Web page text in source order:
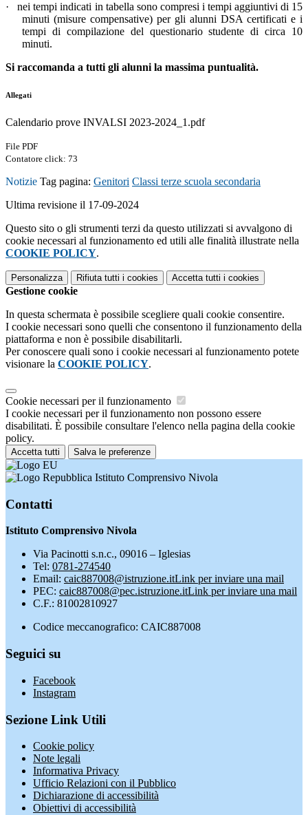
·
nei tempi indicati in tabella sono compresi i tempi aggiuntivi di 15
minuti (misure compensative) per gli alunni DSA certificati e i
tempi di compilazione del questionario studente di circa 10
minuti.
Si raccomanda a tutti gli alunni la massima puntualità.
Allegati
Calendario prove INVALSI 2023-2024_1.pdf
File PDF
Contatore click: 73
Notizie Tag pagina: Genitori Classi terze scuola secondaria
Ultima revisione il 17-09-2024
Questo sito o gli strumenti terzi da questo utilizzati si avvalgono di
cookie necessari al funzionamento ed utili alle finalità illustrate nella
COOKIE POLICY.
Personalizza Rifiuta tutti i cookies Accetta tutti i cookies
Gestione cookie
In questa schermata è possibile scegliere quali cookie consentire.
I cookie necessari sono quelli che consentono il funzionamento della
piattaforma e non è possibile disabilitarli.
Per conoscere quali sono i cookie necessari al funzionamento potete
visionare la COOKIE POLICY.
Cookie necessari per il funzionamento
I cookie necessari per il funzionamento non possono essere
disabilitati. È possibile consultare l'elenco nella pagina della cookie
policy.
Accetta tutti Salva le preferenze
Istituto Comprensivo Nivola
Contatti
Istituto Comprensivo Nivola
Via Pacinotti s.n.c., 09016 – Iglesias
Tel: 0781-274540
Email: caic887008@istruzione.itLink per inviare una mail
PEC: caic887008@pec.istruzione.itLink per inviare una mail
C.F.: 81002810927
Codice meccanografico: CAIC887008
Seguici su
Facebook
Instagram
Sezione Link Utili
Cookie policy
Note legali
Informativa Privacy
Ufficio Relazioni con il Pubblico
Dichiarazione di accessibilità
Obiettivi di accessibilità